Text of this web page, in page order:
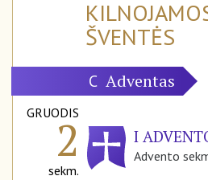
ŠVENTĖS
C Adventas
GRUODIS
2
sekm.
I
Advento